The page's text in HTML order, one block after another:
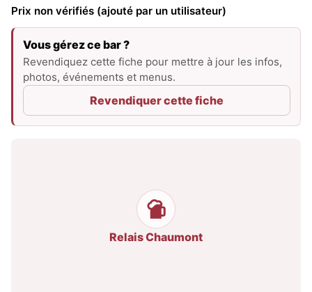
Prix non vérifiés (ajouté par un utilisateur)
Vous gérez ce bar ?
Revendiquez cette fiche pour mettre à jour les infos,
photos, événements et menus.
Revendiquer cette fiche
Relais Chaumont